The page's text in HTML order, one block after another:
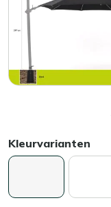
Kleurvarianten